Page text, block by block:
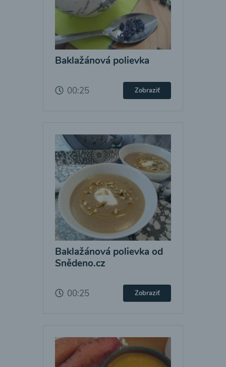
Baklažánová polievka
00:25 Zobraziť
Baklažánová polievka od
Snědeno.cz
00:25 Zobraziť